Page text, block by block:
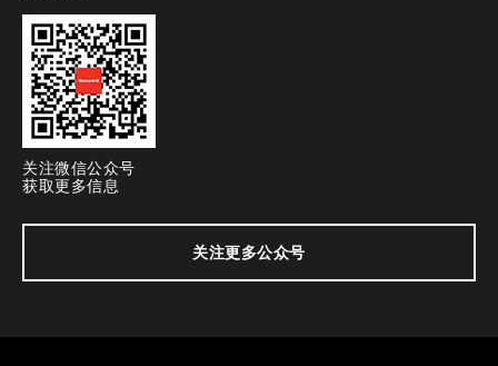
关注微信公众号
获取更多信息
关注更多公众号